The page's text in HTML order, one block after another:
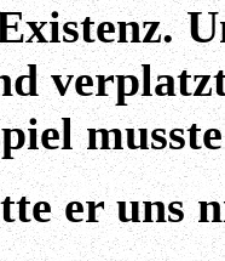
er uns